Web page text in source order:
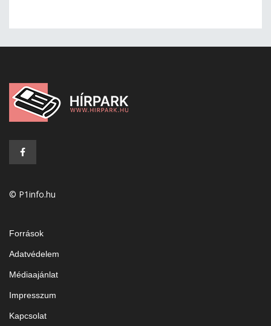
© P1info.hu
Források
Adatvédelem
Médiaajánlat
Impresszum
Kapcsolat